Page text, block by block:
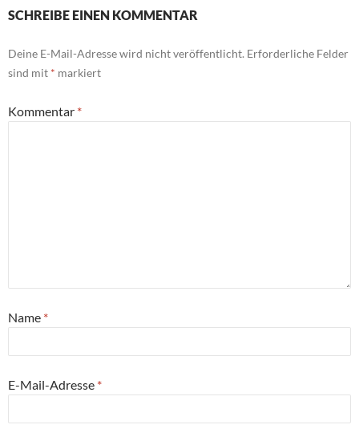
SCHREIBE EINEN KOMMENTAR
Deine E-Mail-Adresse wird nicht veröffentlicht. Erforderliche Felder
sind mit * markiert
Kommentar *
Name *
E-Mail-Adresse *